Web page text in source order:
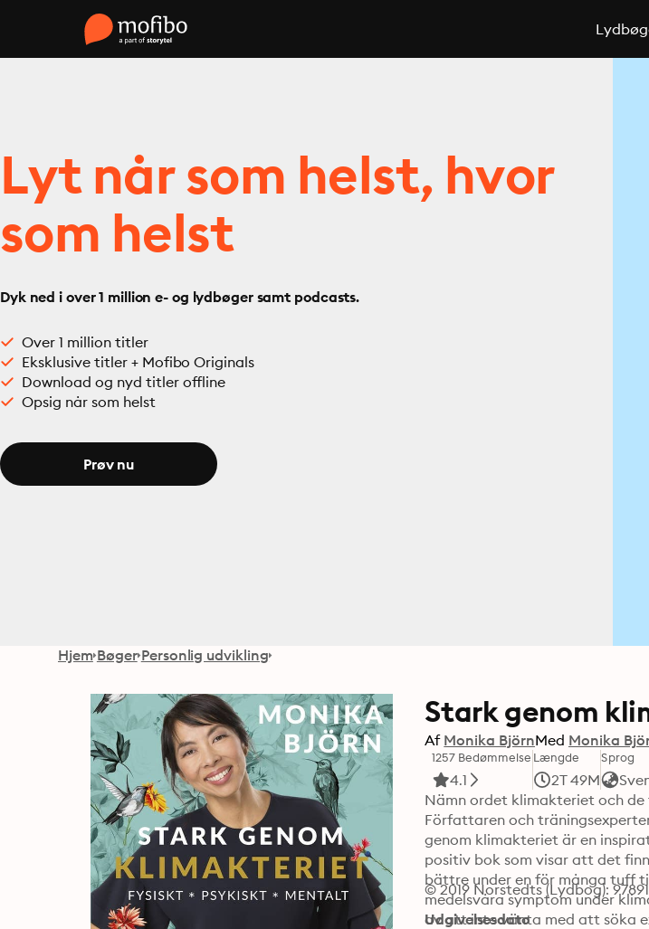
Lyt når som helst, hvor
som helst
Dyk ned i over 1 million e- og lydbøger samt podcasts.
Over 1 million titler
Eksklusive titler + Mofibo Originals
Download og nyd titler offline
Opsig når som helst
Prøv nu
Hjem Bøger Personlig udvikling
Stark genom
Af Monika BjörnMed Monika
1257 Bedømmelse
4.1
Længde
2T 49M
Sprog
Nämn ordet klimakteriet och
Författaren och
genom klimakteriet är en
positiv bok som visar att det
bättre under en för många tuff
medelsvåra symptom under
av att inte vänta med att söka
© 2019 Norstedts (Lydbog):
Udgivelsesdato